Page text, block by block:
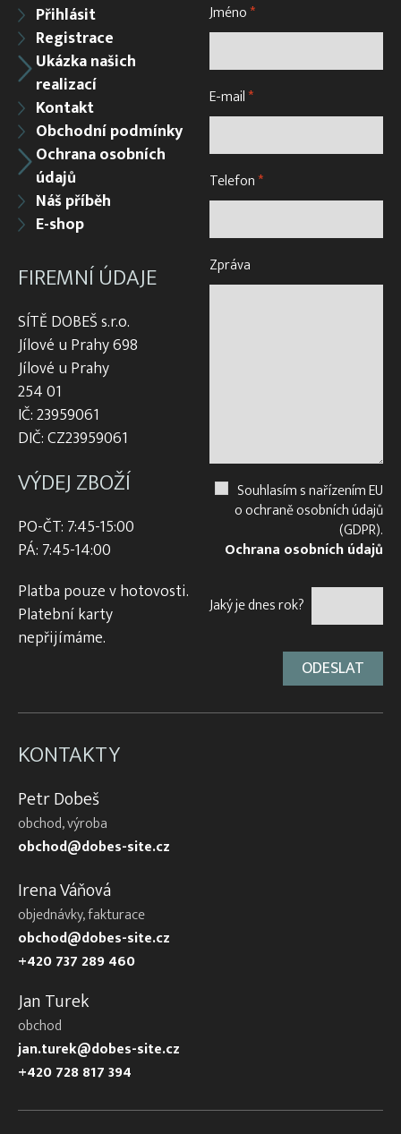
Přihlásit
Registrace
Ukázka našich
realizací
Kontakt
Obchodní podmínky
Ochrana osobních
údajů
Náš příběh
E-shop
FIREMNÍ ÚDAJE
SÍTĚ DOBEŠ s.r.o.
Jílové u Prahy 698
Jílové u Prahy
254 01
IČ: 23959061
DIČ: CZ23959061
VÝDEJ ZBOŽÍ
PO-ČT: 7:45-15:00
PÁ: 7:45-14:00
Platba pouze v hotovosti.
Platební karty
nepřijímáme.
Jméno*
E-mail*
Telefon*
Zpráva
Souhlasím s nařízením EU
o ochraně osobních údajů
(GDPR).
Ochrana osobních údajů
Jaký je dnes rok?
KONTAKTY
Petr Dobeš
obchod, výroba
obchod@dobes-site.cz
Irena Váňová
objednávky, fakturace
obchod@dobes-site.cz
+420 737 289 460
Jan Turek
obchod
jan.turek@dobes-site.cz
+420 728 817 394